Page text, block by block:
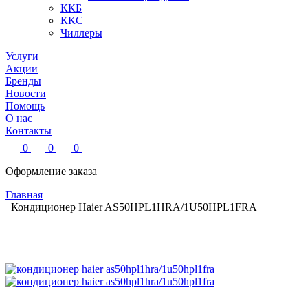
ККБ
ККС
Чиллеры
Услуги
Акции
Бренды
Новости
Помощь
О нас
Контакты
0
0
0
Оформление заказа
Главная
Кондиционер Haier AS50HPL1HRA/1U50HPL1FRA